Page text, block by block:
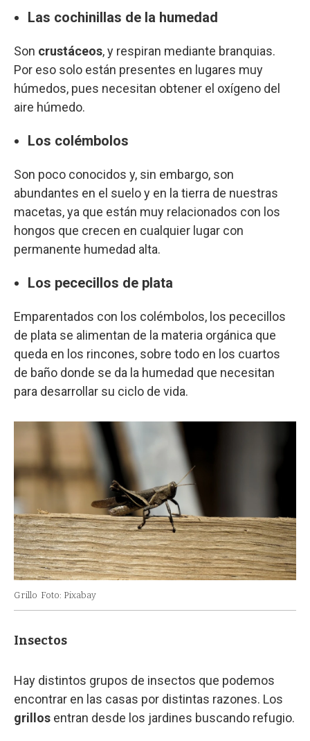
Las cochinillas de la humedad
Son crustáceos, y respiran mediante branquias.
Por eso solo están presentes en lugares muy
húmedos, pues necesitan obtener el oxígeno del
aire húmedo.
Los colémbolos
Son poco conocidos y, sin embargo, son
abundantes en el suelo y en la tierra de nuestras
macetas, ya que están muy relacionados con los
hongos que crecen en cualquier lugar con
permanente humedad alta.
Los pececillos de plata
Emparentados con los colémbolos, los pececillos
de plata se alimentan de la materia orgánica que
queda en los rincones, sobre todo en los cuartos
de baño donde se da la humedad que necesitan
para desarrollar su ciclo de vida.
Grillo Foto: Pixabay
Insectos
Hay distintos grupos de insectos que podemos
encontrar en las casas por distintas razones. Los
grillos entran desde los jardines buscando refugio.